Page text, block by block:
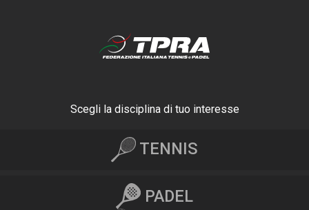
Scegli la disciplina di tuo interesse
TENNIS
PADEL